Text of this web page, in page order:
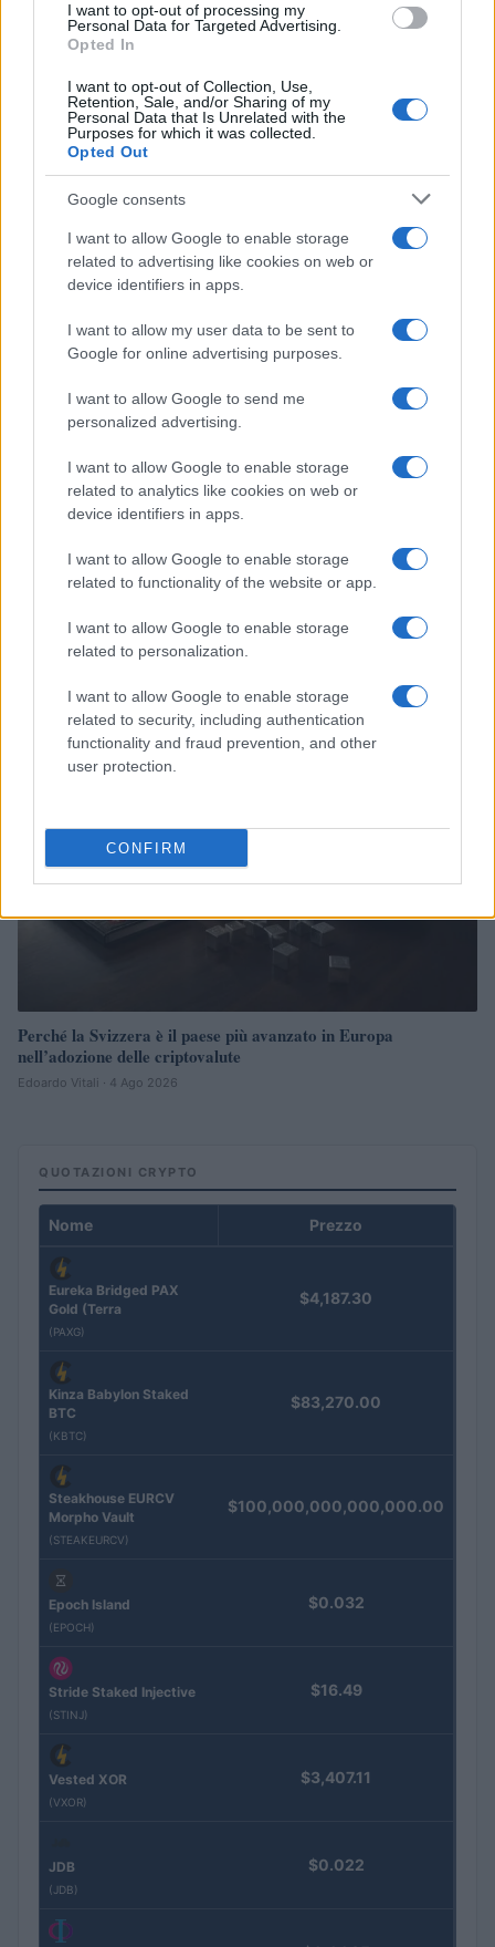
I want to opt-out of processing my
Personal Data for Targeted Advertising.
Opted In
I want to opt-out of Collection, Use,
Retention, Sale, and/or Sharing of my
Personal Data that Is Unrelated with the
Purposes for which it was collected.
Opted Out
Google consents
I want to allow Google to enable storage
related to advertising like cookies on web or
device identifiers in apps.
I want to allow my user data to be sent to
Google for online advertising purposes.
I want to allow Google to send me
personalized advertising.
I want to allow Google to enable storage
related to analytics like cookies on web or
device identifiers in apps.
I want to allow Google to enable storage
related to functionality of the website or app.
I want to allow Google to enable storage
related to personalization.
I want to allow Google to enable storage
related to security, including authentication
functionality and fraud prevention, and other
user protection.
CONFIRM
Capire i cicli di Bitcoin tra liquidità, halving e afflussi
regolamentati
Niccolò Conforti · 4 Ago 2026
Strategie per coprire posizioni spot e volatilità con perps
CRIPTOVALUTE
Perché la Svizzera è il paese più avanzato in Europa
nell’adozione delle criptovalute
Edoardo Vitali · 4 Ago 2026
QUOTAZIONI CRYPTO
Nome Prezzo
Eureka Bridged PAX
Gold (Terra
(PAXG)
$4,187.30
Kinza Babylon Staked
BTC
(KBTC)
$83,270.00
Steakhouse EURCV
Morpho Vault
(STEAKEURCV)
$100,000,000,000,000.00
Epoch Island
(EPOCH)
$0.032
Stride Staked Injective
(STINJ)
$16.49
Vested XOR
(VXOR)
$3,407.11
JDB
(JDB)
$0.022